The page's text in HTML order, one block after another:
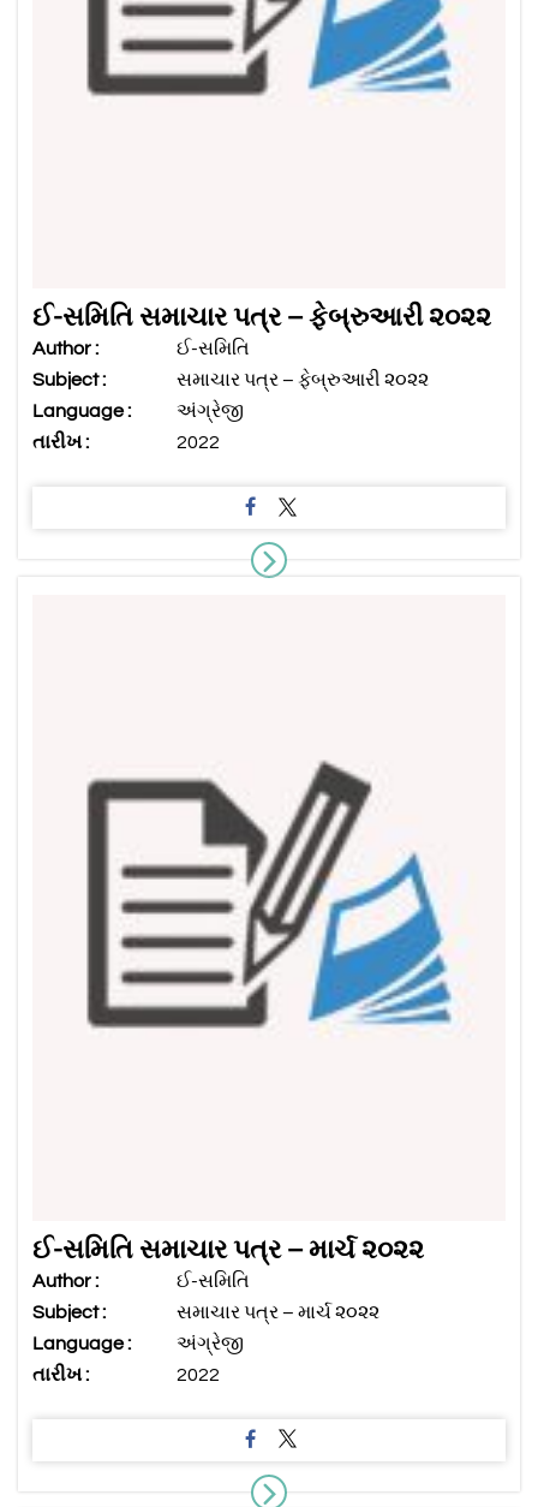
ઈ-સમિતિ સમાચાર પત્ર – ફેબ્રુઆરી ૨૦૨૨
Author :
ઈ-સમિતિ
Subject :
સમાચાર પત્ર – ફેબ્રુઆરી ૨૦૨૨
Language :
અંગ્રેજી
તારીખ :
2022
ઈ-સમિતિ સમાચાર પત્ર – માર્ચ ૨૦૨૨
Author :
ઈ-સમિતિ
Subject :
સમાચાર પત્ર – માર્ચ ૨૦૨૨
Language :
અંગ્રેજી
તારીખ :
2022